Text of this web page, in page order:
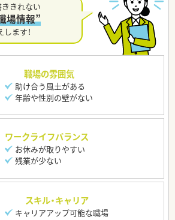
きれない
場情報”
ます！
職場の雰囲気
助け合う風土がある
年齢や性別の壁がない
ワークライフバランス
お休みが取りやすい
残業が少ない
スキル・キャリア
キャリアアップ可能な職場